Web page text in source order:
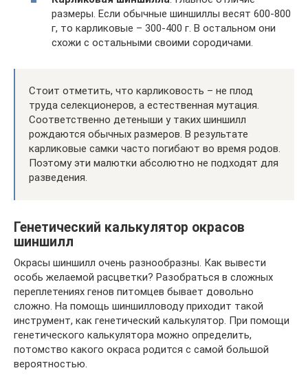
размеры. Если обычные шиншиллы весят 600-800
г, то карликовые – 300-400 г. В остальном они
схожи с остальными своими сородичами.
Стоит отметить, что карликовость – не плод
труда селекционеров, а естественная мутация.
Соответственно детеныши у таких шиншилл
рождаются обычных размеров. В результате
карликовые самки часто погибают во время родов.
Поэтому эти малютки абсолютно не подходят для
разведения.
Генетический калькулятор окрасов
шиншилл
Окрасы шиншилл очень разнообразны. Как вывести
особь желаемой расцветки? Разобраться в сложных
переплетениях генов питомцев бывает довольно
сложно. На помощь шиншилловоду приходит такой
инструмент, как генетический калькулятор. При помощи
генетического калькулятора можно определить,
потомство какого окраса родится с самой большой
вероятностью.